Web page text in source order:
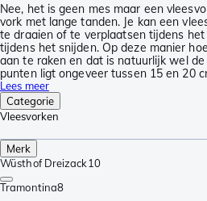
Nee, het is geen mes maar een
vork met lange tanden. Je kan een
te draaien of te verplaatsen tijdens
tijdens het snijden. Op deze manier
aan te raken en dat is natuurlijk wel
punten ligt ongeveer tussen 15 en 20
Lees meer
Categorie
Vleesvorken
Merk
Wüsthof Dreizack10
Tramontina8